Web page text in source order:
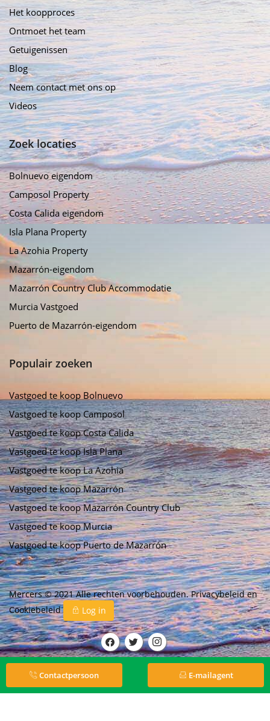
Het koopproces
Ontmoet het team
Getuigenissen
Blog
Neem contact met ons op
Videos
Zoek locaties
Bolnuevo eigendom
Camposol Property
Costa Calida eigendom
Isla Plana Property
La Azohia Property
Mazarrón-eigendom
Mazarrón Country Club Accommodatie
Murcia Vastgoed
Puerto de Mazarrón-eigendom
Populair zoeken
Vastgoed te koop Bolnuevo
Vastgoed te koop Camposol
Vastgoed te koop Costa Calida
Vastgoed te koop Isla Plana
Vastgoed te koop La Azohia
Vastgoed te koop Mazarrón
Vastgoed te koop Mazarrón Country Club
Vastgoed te koop Murcia
Vastgoed te koop Puerto de Mazarrón
Mercers © 2021 Alle rechten voorbehouden.Privacybeleiden
Cookiebeleid
Log in
Contactpersoon E-mailagent